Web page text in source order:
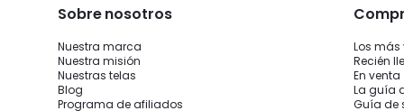
Sobre nosotros
Nuestra marca
Nuestra misión
Nuestras telas
Blog
Programa de afiliados
Los
Recién
En venta
La guía
Guía de